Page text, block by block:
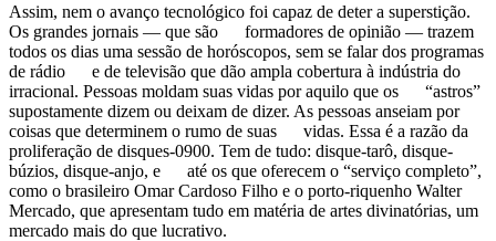
Assim, nem o avanço tecnológico foi capaz de deter a superstição.
Os grandes jornais — que são formadores de opinião — trazem
todos os dias uma sessão de horóscopos, sem se falar dos programas
de rádio e de televisão que dão ampla cobertura à indústria do
irracional. Pessoas moldam suas vidas por aquilo que os “astros”
supostamente dizem ou deixam de dizer. As pessoas anseiam por
coisas que determinem o rumo de suas vidas. Essa é a razão da
proliferação de disques-0900. Tem de tudo: disque-tarô, disque-
búzios, disque-anjo, e até os que oferecem o “serviço completo”,
como o brasileiro Omar Cardoso Filho e o porto-riquenho Walter
Mercado, que apresentam tudo em matéria de artes divinatórias, um
mercado mais do que lucrativo.